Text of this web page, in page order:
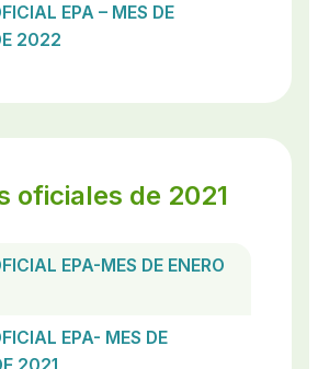
EPA – MES DE
2022
oficiales de 2021
EPA-MES DE ENERO
EPA- MES DE